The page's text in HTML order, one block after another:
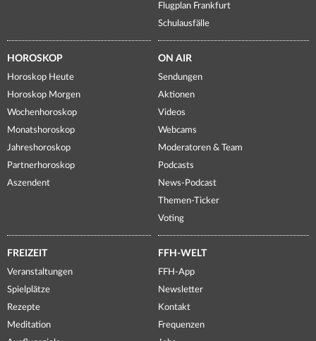
Flugplan Frankfurt
Schulausfälle
HOROSKOP
Horoskop Heute
Horoskop Morgen
Wochenhoroskop
Monatshoroskop
Jahreshoroskop
Partnerhoroskop
Aszendent
ON AIR
Sendungen
Aktionen
Videos
Webcams
Moderatoren & Team
Podcasts
News-Podcast
Themen-Ticker
Voting
FREIZEIT
Veranstaltungen
Spielplätze
Rezepte
Meditation
FFH-WELT
FFH-App
Newsletter
Kontakt
Frequenzen